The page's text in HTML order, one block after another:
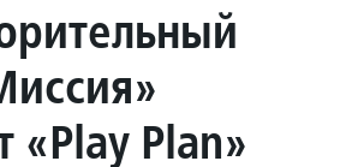
«Play Plan»